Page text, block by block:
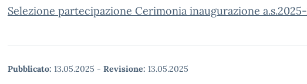
Selezione partecipazione Cerimonia inaugurazione
Pubblicato: 13.05.2025 - Revisione: 13.05.2025